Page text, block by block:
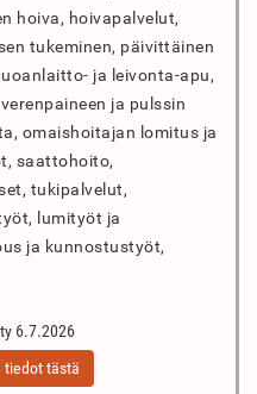
hoiva, hoivapalvelut,
tukeminen, päivittäinen
ja leivonta-apu,
ja pulssin
omaishoitajan lomitus ja
saattohoito,
tukipalvelut,
lumityöt ja
ja kunnostustyöt,
6.7.2026
tiedot tästä